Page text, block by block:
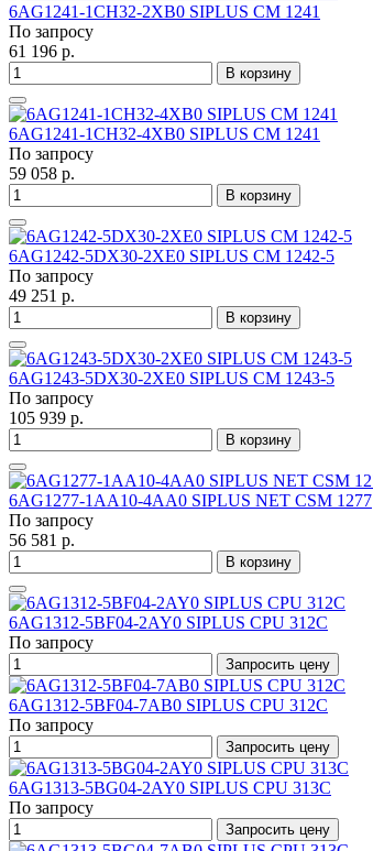
6AG1241-1CH32-2XB0 SIPLUS CM 1241
По запросу
61 196 р.
В корзину
6AG1241-1CH32-4XB0 SIPLUS CM 1241
По запросу
59 058 р.
В корзину
6AG1242-5DX30-2XE0 SIPLUS CM 1242-5
По запросу
49 251 р.
В корзину
6AG1243-5DX30-2XE0 SIPLUS CM 1243-5
По запросу
105 939 р.
В корзину
6AG1277-1AA10-4AA0 SIPLUS NET CSM 1277
По запросу
56 581 р.
В корзину
6AG1312-5BF04-2AY0 SIPLUS CPU 312C
По запросу
Запросить цену
6AG1312-5BF04-7AB0 SIPLUS CPU 312C
По запросу
Запросить цену
6AG1313-5BG04-2AY0 SIPLUS CPU 313C
По запросу
Запросить цену